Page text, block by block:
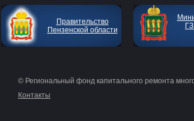
Правительство
Пензенской области
© Региональный фонд капитального ремонта
Контакты